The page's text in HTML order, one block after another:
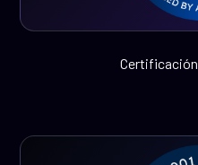
Certificación